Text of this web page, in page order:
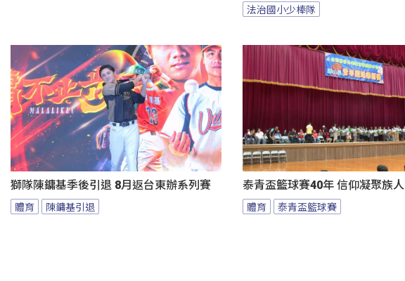
法治國小少棒隊
獅隊陳鏞基季後引退 8月返台東辦系列賽
體育 陳鏞基引退
泰青盃籃球賽40年 信仰凝聚族
體育 泰青盃籃球賽